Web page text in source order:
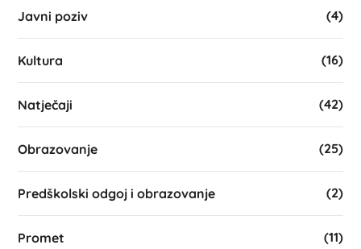
Javni poziv (4)
Kultura (16)
Natječaji (42)
Obrazovanje (25)
Predškolski odgoj i obrazovanje (2)
Promet (11)